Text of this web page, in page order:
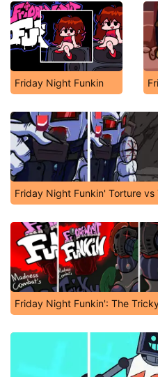
Friday Night Funkin
Friday Night Funkin' Torture vs
Friday Night Funkin': The